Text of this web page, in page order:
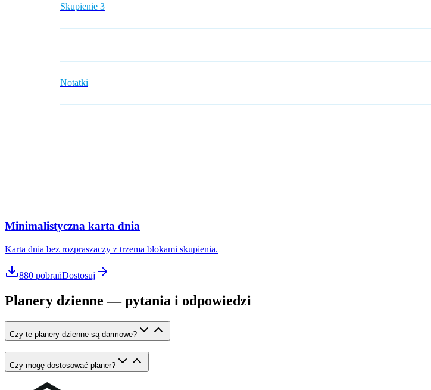
Skupienie 3
Notatki
Minimalistyczna karta dnia
Karta dnia bez rozpraszaczy z trzema blokami skupienia.
880 pobrańDostosuj
Planery dzienne — pytania i odpowiedzi
Czy te planery dzienne są darmowe?
Czy mogę dostosować planer?